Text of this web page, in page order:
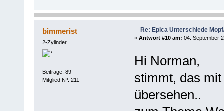
bimmerist
2-Zylinder
Beiträge: 89
Mitglied Nº: 211
Re: Epica Unterschiede
« Antwort #10 am: 04. September
Hi Norman,
stimmt, das
übersehen..